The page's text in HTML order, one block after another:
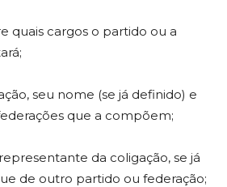
quais cargos o partido ou a
seu nome (se já definido) e
que a compõem;
da coligação, se já
de outro partido ou federação;